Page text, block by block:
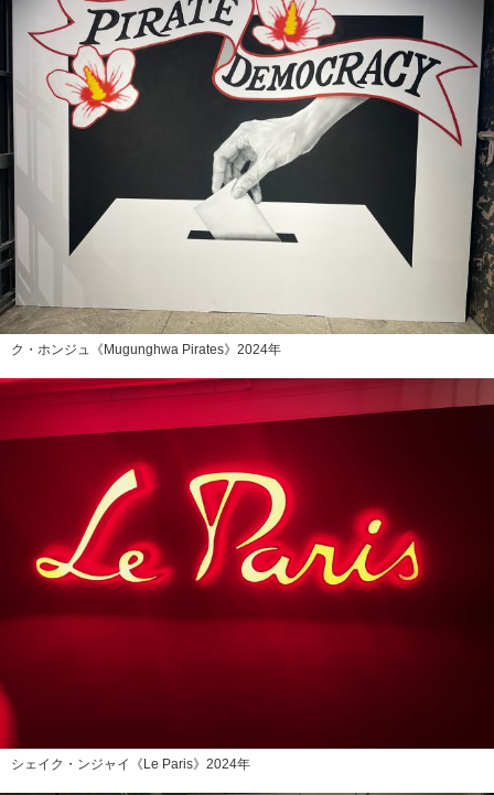
ク・ホンジュ《Mugunghwa Pirates》2024年
シェイク・ンジャイ《Le Paris》2024年